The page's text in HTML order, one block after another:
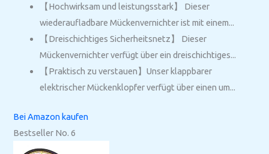
【Hochwirksam und leistungsstark】 Dieser
wiederaufladbare Mückenvernichter ist mit einem...
【Dreischichtiges Sicherheitsnetz】 Dieser
Mückenvernichter verfügt über ein dreischichtiges...
【Praktisch zu verstauen】Unser klappbarer
elektrischer Mückenklopfer verfügt über einen um...
Bei Amazon kaufen
Bestseller No. 6